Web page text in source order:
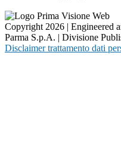
Copyright 2026 | Engineered
Parma S.p.A. | Divisione
Disclaimer trattamento dati